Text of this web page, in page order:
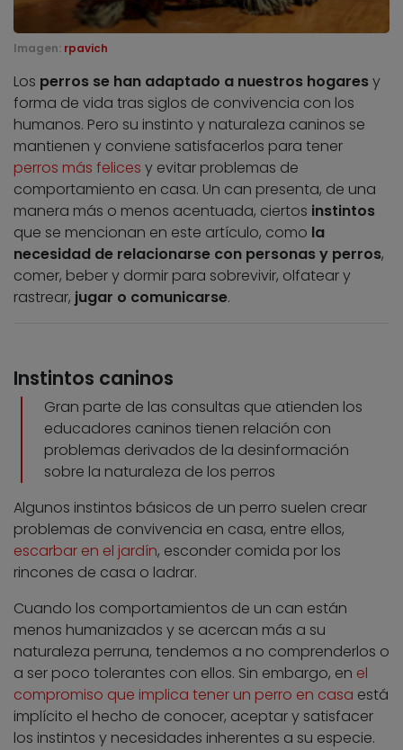
Imagen: rpavich
Los perros se han adaptado a nuestros hogaresy
forma de vida tras siglos de convivencia con los
humanos. Pero su instinto y naturaleza caninos se
mantienen y conviene satisfacerlos para tener
perros más felices y evitar problemas de
comportamiento en casa. Un can presenta, de una
manera más o menos acentuada, ciertos instintos
que se mencionan en este artículo, como la
necesidad de relacionarse con personas y perros,
comer, beber y dormir para sobrevivir, olfatear y
rastrear, jugar o comunicarse.
Instintos caninos
Gran parte de las consultas que atienden los
educadores caninos tienen relación con
problemas derivados de la desinformación
sobre la naturaleza de los perros
Algunos instintos básicos de un perro suelen crear
problemas de convivencia en casa, entre ellos,
escarbar en el jardín, esconder comida por los
rincones de casa o ladrar.
Cuando los comportamientos de un can están
menos humanizados y se acercan más a su
naturaleza perruna, tendemos a no comprenderlos o
a ser poco tolerantes con ellos. Sin embargo, en el
compromiso que implica tener un perro en casa está
implícito el hecho de conocer, aceptar y satisfacer
los instintos y necesidades inherentes a su especie.